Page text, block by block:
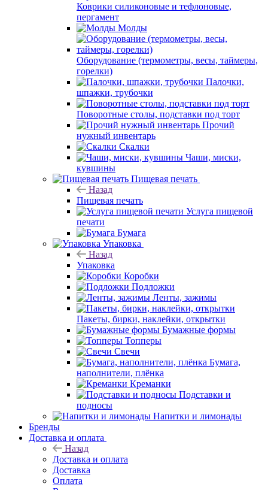
Коврики силиконовые и тефлоновые,
пергамент
Молды
Оборудование (термометры, весы, таймеры,
горелки)
Палочки,
шпажки, трубочки
Поворотные столы, подставки под торт
Прочий
нужный инвентарь
Скалки
Чаши, миски,
кувшины
Пищевая печать
Назад
Пищевая печать
Услуга пищевой
печати
Бумага
Упаковка
Назад
Упаковка
Коробки
Подложки
Ленты, зажимы
Пакеты, бирки, наклейки, открытки
Бумажные формы
Топперы
Свечи
Бумага,
наполнители, плёнка
Креманки
Подставки и
подносы
Напитки и лимонады
Бренды
Доставка и оплата
Назад
Доставка и оплата
Доставка
Оплата